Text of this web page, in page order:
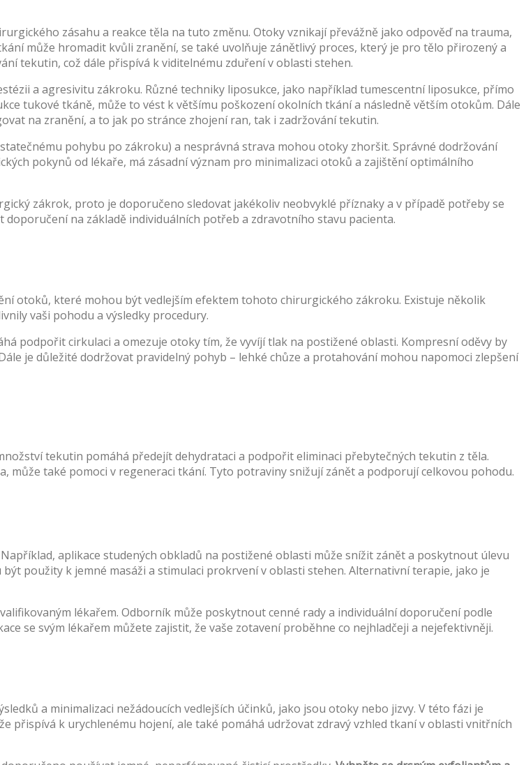
zásahu a reakce těla na tuto změnu. Otoky vznikají převážně jako odpověď na trauma,
může hromadit kvůli zranění, se také uvolňuje zánětlivý proces, který je pro tělo přirozený a
tekutin, což dále přispívá k viditelnému zduření v oblasti stehen.
a agresivitu zákroku. Různé techniky liposukce, jako například tumescentní liposukce, přímo
tukové tkáně, může to vést k většímu poškození okolních tkání a následně větším otokům. Dále
na zranění, a to jak po stránce zhojení ran, tak i zadržování tekutin.
pohybu po zákroku) a nesprávná strava mohou otoky zhoršit. Správné dodržování
pokynů od lékaře, má zásadní význam pro minimalizaci otoků a zajištění optimálního
zákrok, proto je doporučeno sledovat jakékoliv neobvyklé příznaky a v případě potřeby se
na základě individuálních potřeb a zdravotního stavu pacienta.
otoků, které mohou být vedlejším efektem tohoto chirurgického zákroku. Existuje několik
vaši pohodu a výsledky procedury.
podpořit cirkulaci a omezuje otoky tím, že vyvíjí tlak na postižené oblasti. Kompresní oděvy by
je důležité dodržovat pravidelný pohyb – lehké chůze a protahování mohou napomoci zlepšení
tekutin pomáhá předejít dehydrataci a podpořit eliminaci přebytečných tekutin z těla.
také pomoci v regeneraci tkání. Tyto potraviny snižují zánět a podporují celkovou pohodu.
aplikace studených obkladů na postižené oblasti může snížit zánět a poskytnout úlevu
použity k jemné masáži a stimulaci prokrvení v oblasti stehen. Alternativní terapie, jako je
lékařem. Odborník může poskytnout cenné rady a individuální doporučení podle
se svým lékařem můžete zajistit, že vaše zotavení proběhne co nejhladčeji a nejefektivněji.
a minimalizaci nežádoucích vedlejších účinků, jako jsou otoky nebo jizvy. V této fázi je
přispívá k urychlenému hojení, ale také pomáhá udržovat zdravý vzhled tkaní v oblasti vnitřních